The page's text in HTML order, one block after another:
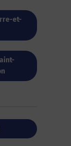
et-